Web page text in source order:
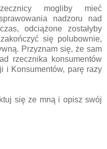
mogliby mieć
nadzoru nad
odciążone zostałyby
się polubownie,
Przyznam się, że sam
rzecznika konsumentów
i Konsumentów, parę razy
się ze mną i opisz swój